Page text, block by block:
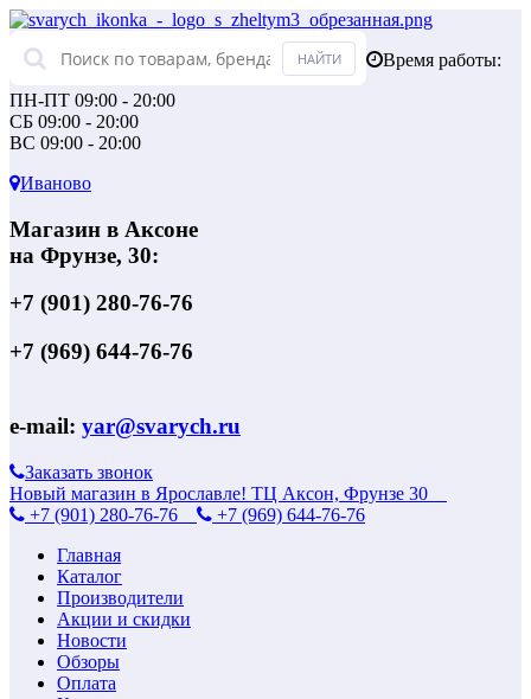
Время работы:
ПН-ПТ 09:00 - 20:00
СБ 09:00 - 20:00
ВС 09:00 - 20:00
Иваново
Магазин в Аксоне
на Фрунзе, 30:
+7 (901) 280-76-76
+7 (969) 644-76-76
e-mail: yar@svarych.ru
Заказать звонок
Новый магазин в Ярославле! ТЦ Аксон, Фрунзе 30
+7 (901) 280-76-76
+7 (969) 644-76-76
Главная
Каталог
Производители
Акции и скидки
Новости
Обзоры
Оплата